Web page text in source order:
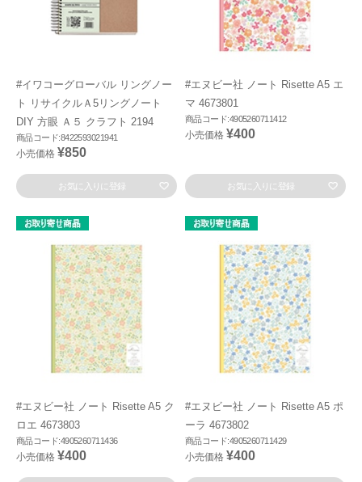
#イワコーグローバル リングノー
ト リサイクルＡ5リングノート
DIY 方眼 Ａ５ クラフト 2194
商品コード:8422593021941
小売価格 ¥850
お気に入りに登録
#エヌビー社 ノート Risette A5 エ
マ 4673801
商品コード:4905260711412
小売価格 ¥400
お気に入りに登録
#エヌビー社 ノート Risette A5 ク
ロエ 4673803
商品コード:4905260711436
小売価格 ¥400
#エヌビー社 ノート Risette A5 ポ
ーラ 4673802
商品コード:4905260711429
小売価格 ¥400